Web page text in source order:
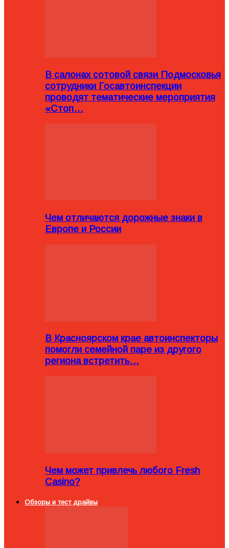
В салонах сотовой связи Подмосковья
сотрудники Госавтоинспекции
проводят тематические мероприятия
«Стоп…
Чем отличаются дорожные знаки в
Европе и России
В Красноярском крае автоинспекторы
помогли семейной паре из другого
региона встретить…
Чем может привлечь любого Fresh
Casino?
Обзоры и тест драйвы